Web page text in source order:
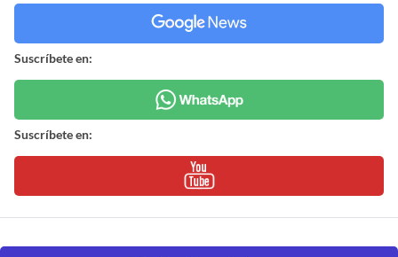
Suscríbete en:
Suscríbete en: